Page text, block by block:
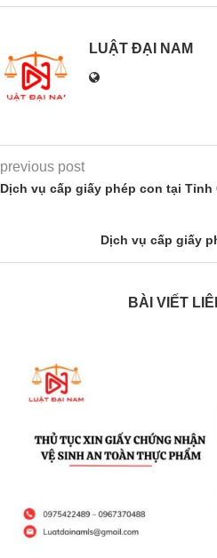
LUẬT ĐẠI NAM
previous post
Dịch vụ cấp giấy phép con tại Tỉnh
Dịch vụ cấp giấy
BÀI VIẾT